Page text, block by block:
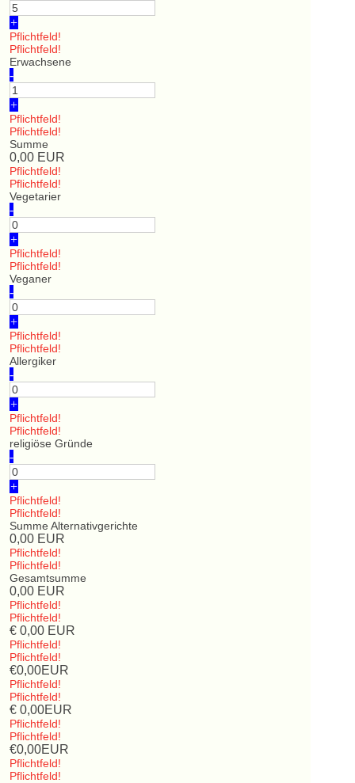
+
Pflichtfeld!
Pflichtfeld!
Erwachsene
-
+
Pflichtfeld!
Pflichtfeld!
Summe
0,00EUR
Pflichtfeld!
Pflichtfeld!
Vegetarier
-
+
Pflichtfeld!
Pflichtfeld!
Veganer
-
+
Pflichtfeld!
Pflichtfeld!
Allergiker
-
+
Pflichtfeld!
Pflichtfeld!
religiöse Gründe
-
+
Pflichtfeld!
Pflichtfeld!
Summe Alternativgerichte
0,00EUR
Pflichtfeld!
Pflichtfeld!
Gesamtsumme
0,00EUR
Pflichtfeld!
Pflichtfeld!
€ 0,00EUR
Pflichtfeld!
Pflichtfeld!
€0,00EUR
Pflichtfeld!
Pflichtfeld!
€ 0,00EUR
Pflichtfeld!
Pflichtfeld!
€0,00EUR
Pflichtfeld!
Pflichtfeld!